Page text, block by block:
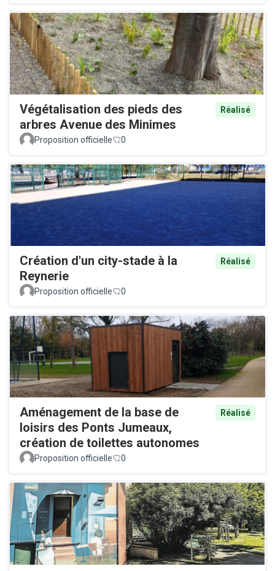
Végétalisation des pieds des
arbres Avenue des Minimes
Réalisé
Proposition officielle 0
Création d'un city-stade à la
Reynerie
Réalisé
Proposition officielle 0
Aménagement de la base de
loisirs des Ponts Jumeaux,
création de toilettes autonomes
Réalisé
Proposition officielle 0